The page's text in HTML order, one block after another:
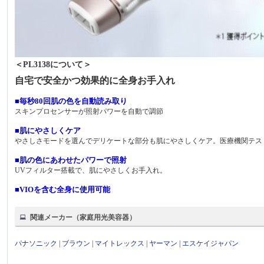
＜PL3138について＞
自宅で安全かつ効果的に全身お手入れ
■毎秒80回肌の色を自動読み取り
スキンプロセンサーが照射パワーを自動で調節
■肌にやさしくケア
やさしさモードを選んでデリケートな部分も肌にやさしくケア。医療機関テ
■肌の色にあわせたパワーで照射
UVフィルター搭載で、肌にやさしくお手入れ。
■VIOを含む全身に使用可能
関連メーカー（家庭用光美容器）
パナソニック | ブラウン | マイトレックス | ヤーマン | エスケイジャパン